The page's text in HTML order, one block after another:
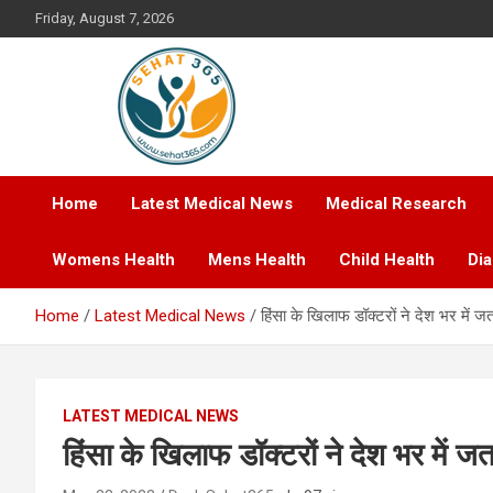
to
Friday, August 7, 2026
Sehat365
Your's Complete Health Guide
Home
Latest Medical News Medical Research
Womens Health Mens Health Child Health
Home Latest Medical News हिंसा के खिलाफ डॉक्टरों ने देश भर में
LATEST MEDICAL NEWS
हिंसा के खिलाफ डॉक्टरों ने देश भर में